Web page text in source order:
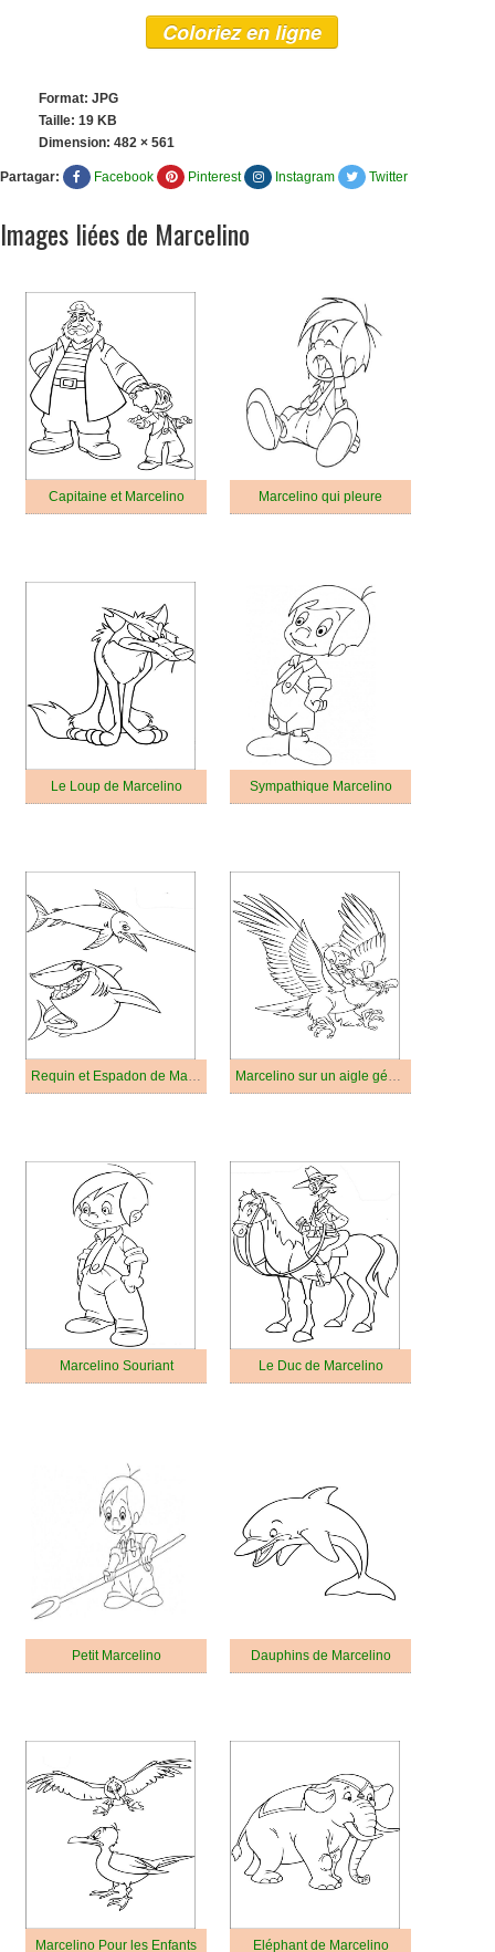
Coloriez en ligne
Format: JPG
Taille: 19 KB
Dimension: 482 × 561
Partagar: Facebook Pinterest Instagram Twitter
Images liées de Marcelino
Capitaine et Marcelino Marcelino qui pleure
Le Loup de Marcelino Sympathique Marcelino
Requin et Espadon de Marcelino Marcelino sur un aigle géant
Marcelino Souriant Le Duc de Marcelino
Petit Marcelino Dauphins de Marcelino
Marcelino Pour les Enfants Eléphant de Marcelino